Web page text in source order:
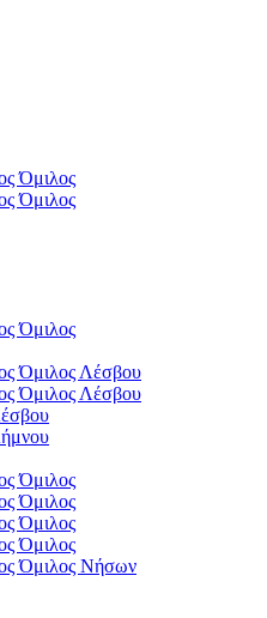
Όμιλος
Όμιλος
Όμιλος
Όμιλος Λέσβου
Όμιλος Λέσβου
Όμιλος
Όμιλος
Όμιλος
Όμιλος
Όμιλος Νήσων